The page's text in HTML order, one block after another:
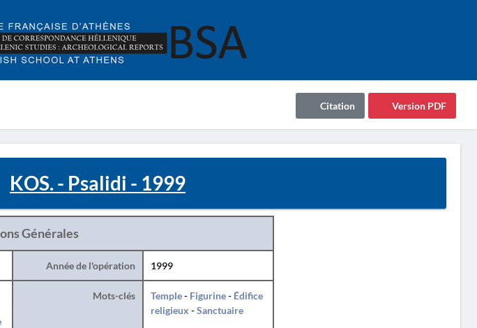
Version PDF
Citation
KOS. - Psalidi - 1999
Générales
Année de l'opération 1999
Mots-clés Temple- Figurine- Édifice
religieux -Sanctuaire